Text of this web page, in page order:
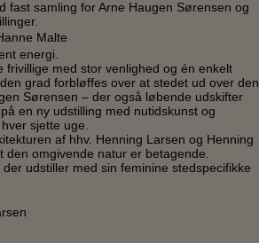
fast samling for Arne Haugen Sørensen og
Malte
energi.
frivillige med stor venlighed og én enkelt
grad forbløffes over at stedet ud over den
Sørensen – der også løbende udskifter
en ny udstilling med nutidskunst og
sjette uge.
af hhv. Henning Larsen og Henning
den omgivende natur er betagende.
udstiller med sin feminine stedspecifikke